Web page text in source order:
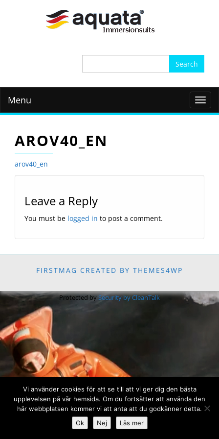
for:
Menu
AROV40_EN
arov40_en
Leave a Reply
You must be logged in to post a comment.
FIRSTMAG CREATED BY THEMES4WP
Protected bySecurity by CleanTalk
Vi använder cookies för att se till att vi ger dig den bästa
upplevelsen på vår hemsida. Om du fortsätter att använda den
här webbplatsen kommer vi att anta att du godkänner detta.
Ok
Nej Läs mer